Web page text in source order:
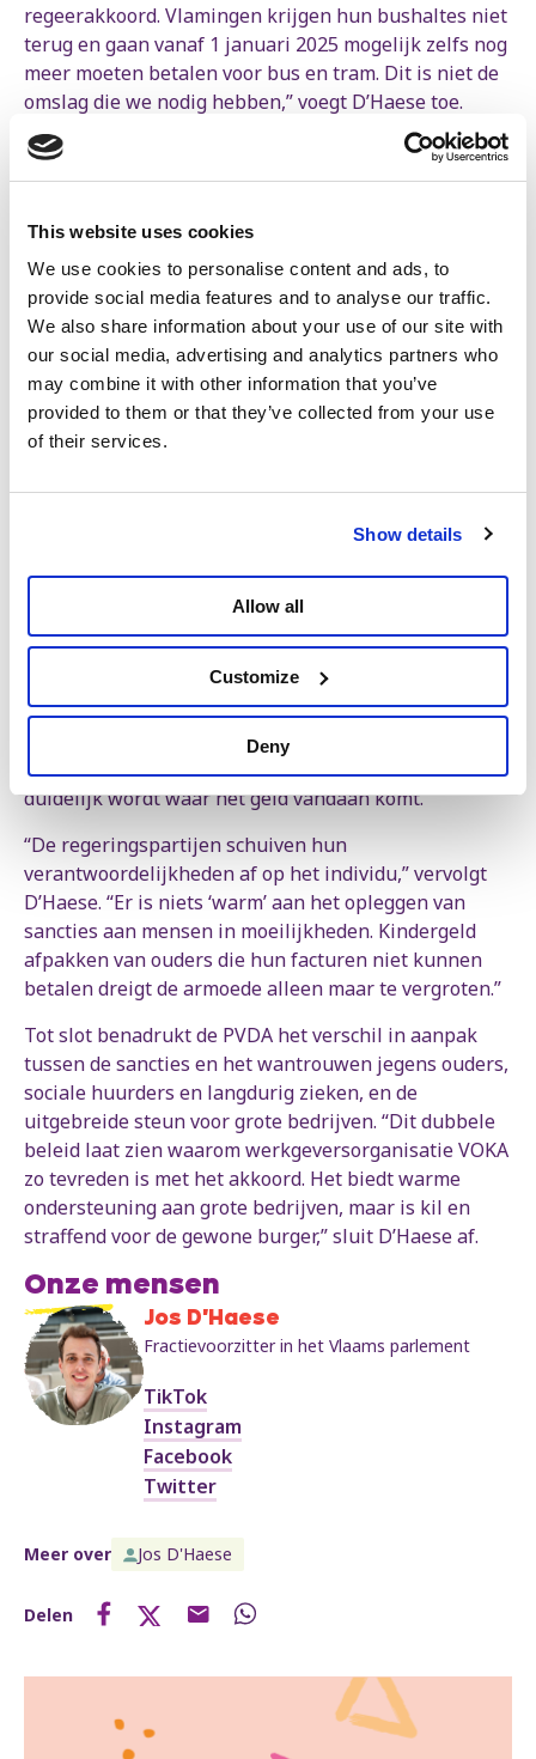
This website uses cookies
We use cookies to personalise content and ads, to
provide social media features and to analyse our traffic.
We also share information about your use of our site with
our social media, advertising and analytics partners who
may combine it with other information that you’ve
provided to them or that they’ve collected from your use
of their services.
Show details
Allow all
Customize
Deny
regeerakkoord. Vlamingen krijgen hun bushaltes niet
terug en gaan vanaf 1 januari 2025 mogelijk zelfs nog
meer moeten betalen voor bus en tram. Dit is niet de
omslag die we nodig hebben,” voegt D’Haese toe.
Dezelfde vaststelling maakt de PVDA als het gaat over
de tekorten in de zorg en het onderwijs “De werkdruk
ontbreken concrete maatregelen die het
lerarentekort of de grote personeelstekorten in de
ouderenzorg en de kinderopvang aanpakken.
Integendeel, er wordt meer flexibiliteit verwacht in de
kinderopvang en de kind-begeleiderratio daalt niet.
Ook staan er geen doelstellingen in over de lange
wachtlijsten voor mensen met een handicap of in de
jeugdzorg.”
en maatregelen die ze willen doorvoeren, maar
D’Haese. “De focus op begrotingsevenwicht
besparen. Maar waar ze besparen blijft onduidelijk.
Met de verkiezingen van 13 oktober in zicht, lijken de
regeringspartijen zich vooral te richten op het
communiceren van goed nieuws. Wij vragen om ons
snel de budgettaire tabellen te bezorgen, zodat
duidelijk wordt waar het geld vandaan komt.”
“De regeringspartijen schuiven hun
verantwoordelijkheden af op het individu,” vervolgt
D’Haese. “Er is niets ‘warm’ aan het opleggen van
sancties aan mensen in moeilijkheden. Kindergeld
afpakken van ouders die hun facturen niet kunnen
betalen dreigt de armoede alleen maar te vergroten.”
Tot slot benadrukt de PVDA het verschil in aanpak
tussen de sancties en het wantrouwen jegens ouders,
sociale huurders en langdurig zieken, en de
uitgebreide steun voor grote bedrijven. “Dit dubbele
beleid laat zien waarom werkgeversorganisatie VOKA
zo tevreden is met het akkoord. Het biedt warme
ondersteuning aan grote bedrijven, maar is kil en
straffend voor de gewone burger,” sluit D’Haese af.
Onze mensen
Jos D'Haese
Fractievoorzitter in het Vlaams parlement
TikTok
Instagram
Facebook
Twitter
Meer over Jos D'Haese
Delen